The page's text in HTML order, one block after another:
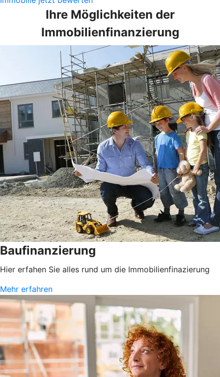
Ihre Möglichkeiten der
Immobilienfinanzierung
Baufinanzierung
Hier erfahen Sie alles rund um die Immobilienfinazierung
Mehr erfahren